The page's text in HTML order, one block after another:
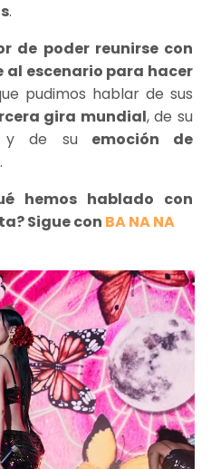
.
de poder reunirse con
al escenario para hacer
pudimos hablar de sus
gira mundial, de su
de suemoción de
.
hemos hablado con
Sigue con BA NA NA